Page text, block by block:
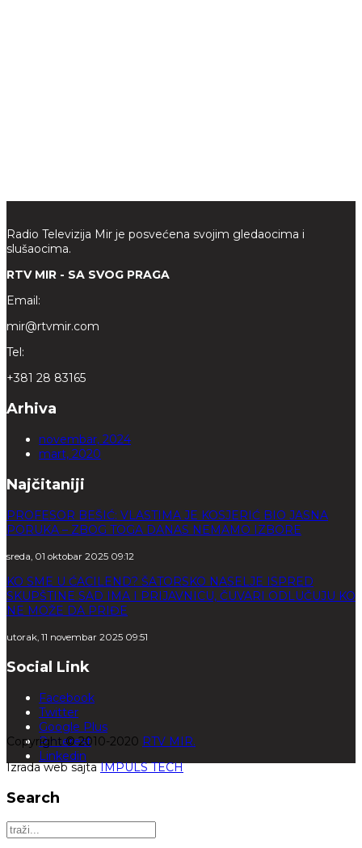
Radio Televizija Mir je posvećena svojim gledaocima i
slušaocima.
RTV MIR - SA SVOG PRAGA
Email:
mir@rtvmir.com
Tel:
+381 28 83165
Arhiva
novembar, 2024
mart, 2020
Najčitaniji
PROFESOR BEŠIĆ: VLASTIMA JE KOSJERIĆ BIO JASNA
PORUKA – ZBOG TOGA DANAS NEMAMO IZBORE
sreda, 01 oktobar 2025 09:12
KO SME U ĆACILEND? ŠATORSKO NASELJE ISPRED
SKUPŠTINE SAD IMA I PRIJAVNICU, ČUVARI ODLUČUJU KO
NE MOŽE DA PRIĐE
utorak, 11 novembar 2025 09:51
Social Link
Facebook
Twitter
Google Plus
Pinterest
Linkedin
Copyright © 2010-2020 RTV MIR.
Izrada web sajtaIMPULS TECH
Search